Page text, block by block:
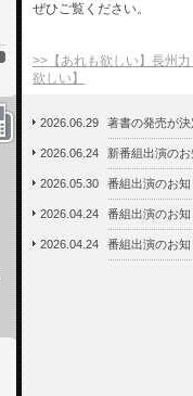
ぜひご覧ください。
>>【あれも欲しい】長州
欲しい】
2026.06.29 著書の発売が
2026.06.24 新番組出演の
2026.05.30 番組出演のお
2026.04.24 番組出演のお
2026.04.24 番組出演のお